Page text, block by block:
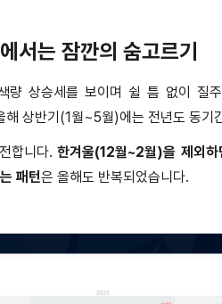
서는 잠깐의 숨고르기
량 상승세를 보이며 쉴 틈 없이 질
해 상반기 (1월~5월)에는 전년도 동기
합니다.한겨울(12월~2월)을 제외
패턴은 올해도 반복되었습니다.